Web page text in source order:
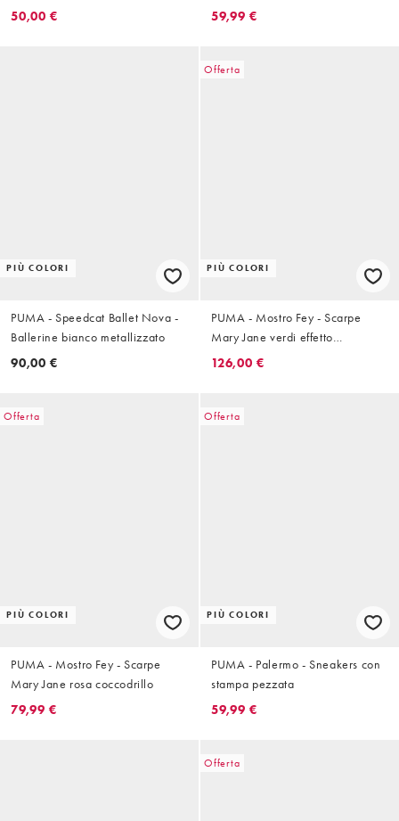
50,00 €
59,99 €
PIÙ COLORI
PUMA - Speedcat Ballet Nova -
Ballerine bianco metallizzato
90,00 €
Offerta
PIÙ COLORI
PUMA - Mostro Fey - Scarpe
Mary Jane verdi effetto
coccodrillo
126,00 €
Offerta
PIÙ COLORI
PUMA - Mostro Fey - Scarpe
Mary Jane rosa coccodrillo
79,99 €
Offerta
PIÙ COLORI
PUMA - Palermo - Sneakers con
stampa pezzata
59,99 €
Offerta